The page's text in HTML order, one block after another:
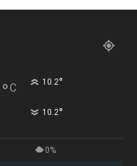
°C 10.2°
10.2°
0%